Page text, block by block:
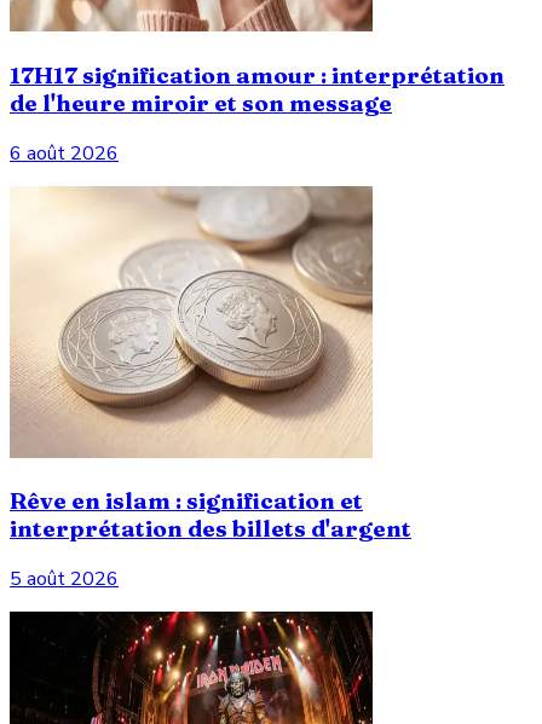
17H17 signification amour : interprétation
de l'heure miroir et son message
6 août 2026
Rêve en islam : signification et
interprétation des billets d'argent
5 août 2026